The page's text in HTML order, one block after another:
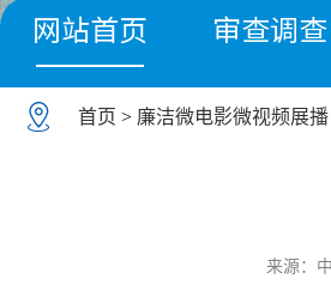
网站首页 审查调查
首页 > 廉洁微电影微视频展播
来源：